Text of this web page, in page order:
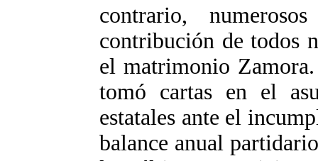
contrario,
contribución de todos
el matrimonio
tomó cartas en el
estatales ante el
balance anual